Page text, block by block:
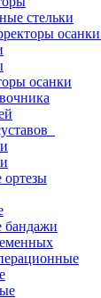
стельки
осанки
осанки
ортезы
бандажи